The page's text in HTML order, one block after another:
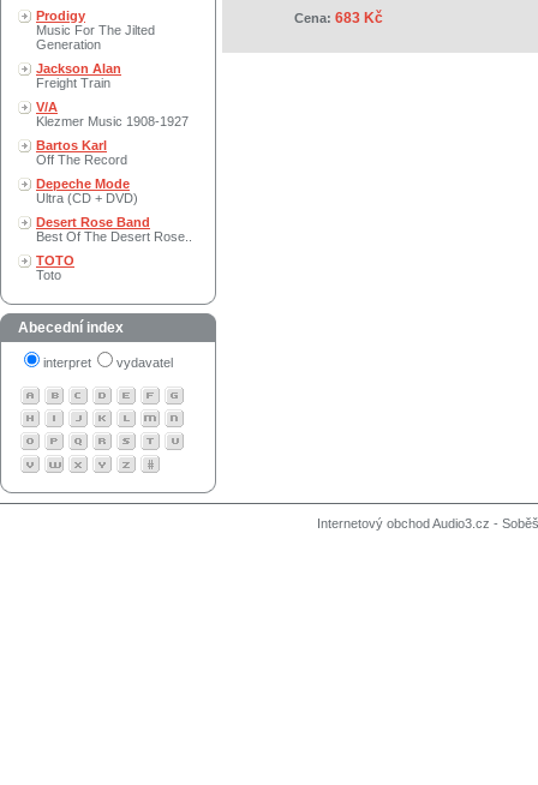
Prodigy
Music For The Jilted
Generation
Jackson Alan
Freight Train
V/A
Klezmer Music 1908-1927
Bartos Karl
Off The Record
Depeche Mode
Ultra (CD + DVD)
Desert Rose Band
Best Of The Desert Rose..
TOTO
Toto
Abecední index
interpret vydavatel
Cena: 683 Kč
Internetový obchod Audio3.cz -